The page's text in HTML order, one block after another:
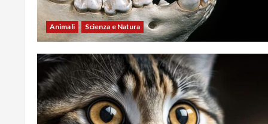
Animali Scienza e Natura